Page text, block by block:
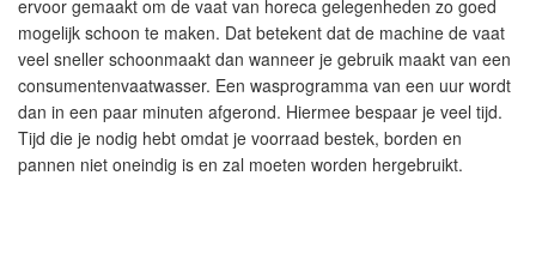
ervoor gemaakt om de vaat van horeca gelegenheden zo goed
mogelijk schoon te maken. Dat betekent dat de machine de vaat
veel sneller schoonmaakt dan wanneer je gebruik maakt van een
consumentenvaatwasser. Een wasprogramma van een uur wordt
dan in een paar minuten afgerond. Hiermee bespaar je veel tijd.
Tijd die je nodig hebt omdat je voorraad bestek, borden en
pannen niet oneindig is en zal moeten worden hergebruikt.